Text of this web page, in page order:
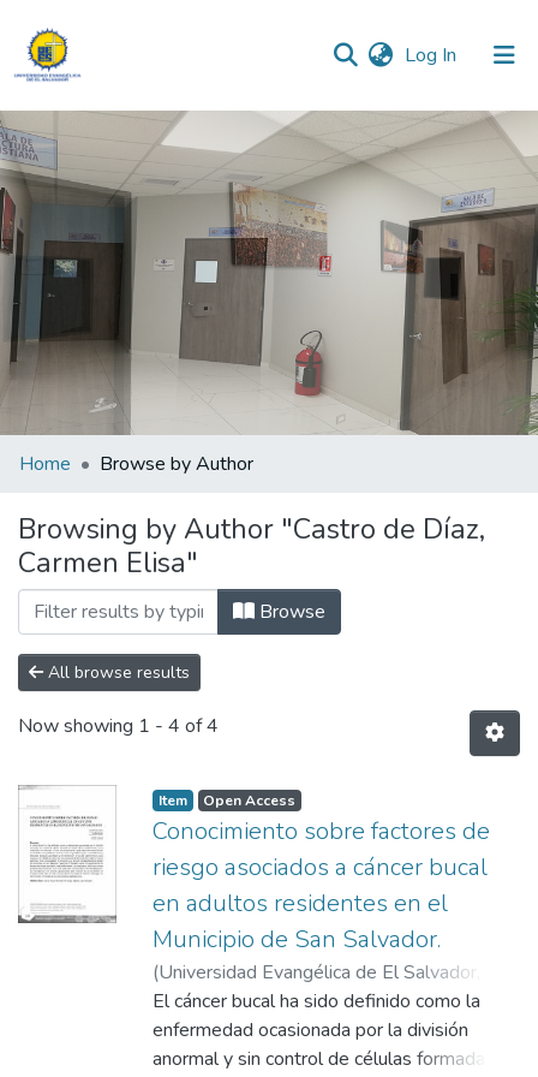
Log In (current)
Communities & Collections
All of DSpace
Home Browse by Author
Browsing by Author "Castro de Díaz,
Carmen Elisa"
Browse
All browse results
Now showing 1 - 4 of 4
Item Open Access
Conocimiento sobre factores de
riesgo asociados a cáncer bucal
en adultos residentes en el
Municipio de San Salvador.
(Universidad Evangélica de El Salvador,
2015-06)Estrada Méndez, Nuvia Liseth
Castro de Díaz, Carmen Elisa;Ángel García,
José;Alfaro Sifontes, Manuel
El cáncer bucal ha sido definido como la
enfermedad ocasionada por la división
anormal y sin control de células formadas en